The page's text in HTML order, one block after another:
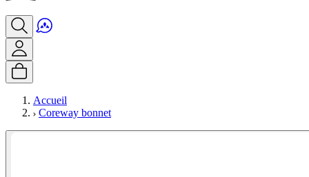
Accueil
Coreway bonnet